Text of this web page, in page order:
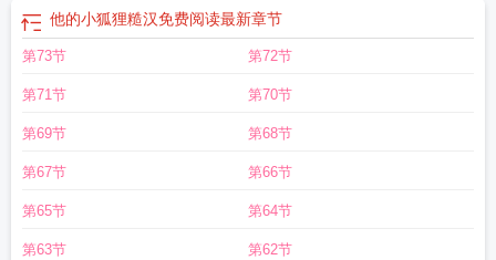
的小狐狸娱乐圈
他的小狐狸无防盗章番外 他的小狐狸沈夺
慕 他的小狐狸甜又飒
笔趣阁他的小狐狸糙汉 他的小狐狸漫画他的小狐狸一年不吃肉
狸全文免费阅读
他的小狐狸讲的是什么他的小狐狸知乎
费他的小狐狸沈夺夭夭免费阅读 他的小狐狸四日寸免费阅读
的小狐狸漫画免费阅读
他的小狐狸夭夭沈夺的
夭夭沈夺
他的小狐狸夭夭沈夺笔趣阁po
的小狐狸一年不吃txt
他的小狐狸糙汉免费阅读
他的小狐狸糙汉免费阅读最新章节
第73节 第72节
第71节 第70节
第69节 第68节
第67节 第66节
第65节 第64节
第63节 第62节